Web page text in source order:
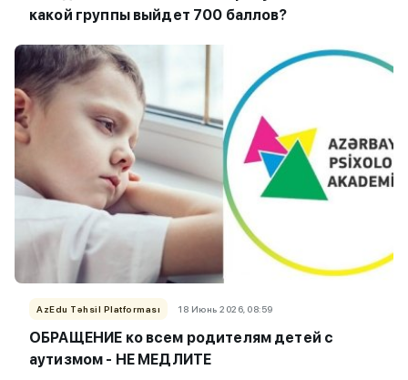
какой группы выйдет 700 баллов?
AzEdu Təhsil Platforması 18 Июнь 2026, 08:59
ОБРАЩЕНИЕ ко всем родителям детей с
аутизмом - НЕ МЕДЛИТЕ